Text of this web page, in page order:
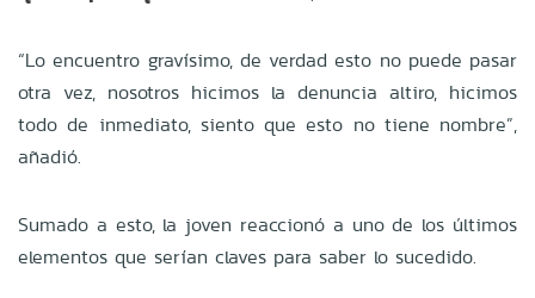
“Lo encuentro gravísimo, de verdad esto no puede pasar
otra vez, nosotros hicimos la denuncia altiro, hicimos
todo de inmediato, siento que esto no tiene nombre”,
añadió.
Sumado a esto, la joven reaccionó a uno de los últimos
elementos que serían claves para saber lo sucedido.